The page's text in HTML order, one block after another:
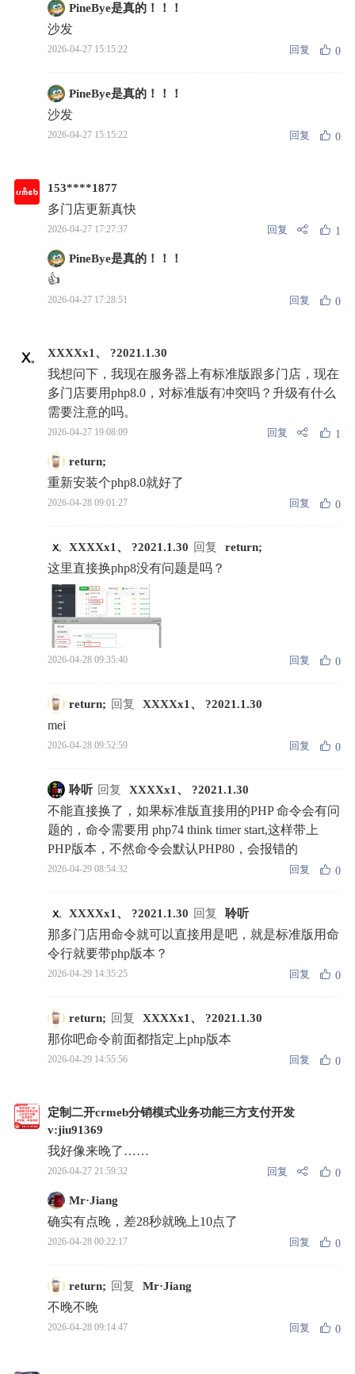
PineBye是真的！！！
沙发
2026-04-27 15:15:22 回复 0
PineBye是真的！！！
沙发
2026-04-27 15:15:22 回复 0
153****1877
多门店更新真快
2026-04-27 17:27:37 回复 1
PineBye是真的！！！
👍
2026-04-27 17:28:51 回复 0
XXXXx1、 ?2021.1.30
我想问下，我现在服务器上有标准版跟多门店，现在
多门店要用php8.0，对标准版有冲突吗？升级有什么
需要注意的吗。
2026-04-27 19:08:09 回复 1
return;
重新安装个php8.0就好了
2026-04-28 09:01:27 回复 0
XXXXx1、 ?2021.1.30 回复 return;
这里直接换php8没有问题是吗？
2026-04-28 09:35:40 回复 0
return; 回复 XXXXx1、 ?2021.1.30
mei
2026-04-28 09:52:59 回复 0
聆听 回复 XXXXx1、 ?2021.1.30
不能直接换了，如果标准版直接用的PHP 命令会有问
题的，命令需要用 php74 think timer start,这样带上
PHP版本，不然命令会默认PHP80，会报错的
2026-04-29 08:54:32 回复 0
XXXXx1、 ?2021.1.30 回复 聆听
那多门店用命令就可以直接用是吧，就是标准版用命
令行就要带php版本？
2026-04-29 14:35:25 回复 0
return; 回复 XXXXx1、 ?2021.1.30
那你吧命令前面都指定上php版本
2026-04-29 14:55:56 回复 0
定制二开crmeb分销模式业务功能三方支付开发
v:jiu91369
我好像来晚了……
2026-04-27 21:59:32 回复 0
Mr·Jiang
确实有点晚，差28秒就晚上10点了
2026-04-28 00:22:17 回复 0
return; 回复 Mr·Jiang
不晚不晚
2026-04-28 09:14:47 回复 0